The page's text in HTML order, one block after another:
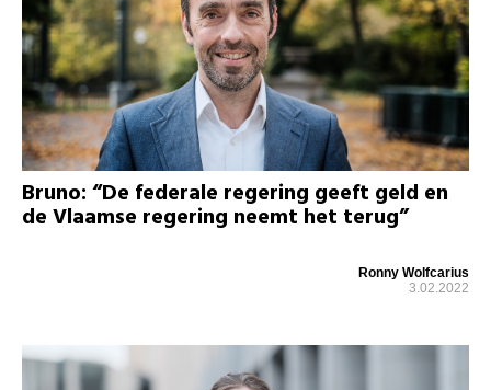
Bruno: “De federale regering geeft geld en
de Vlaamse regering neemt het terug”
Ronny Wolfcarius
3.02.2022